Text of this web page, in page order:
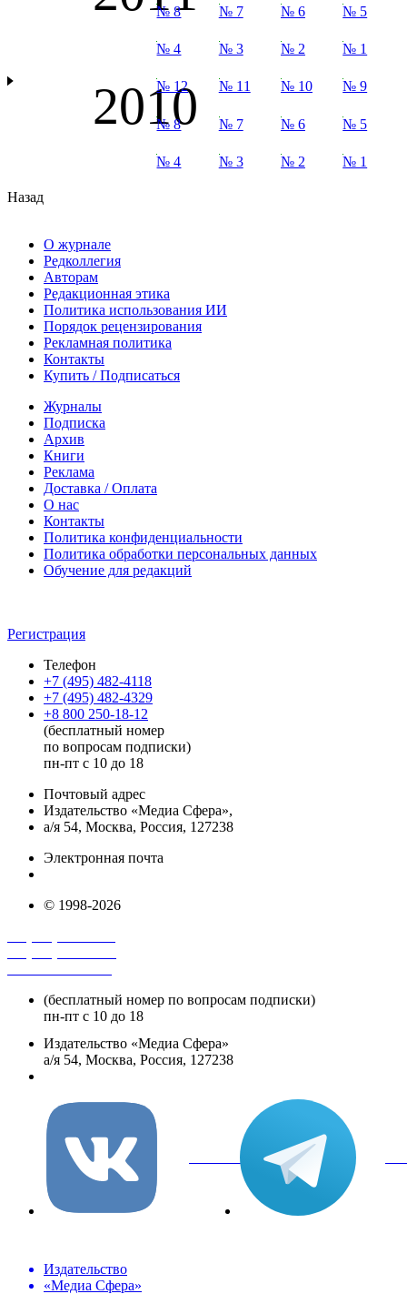
№ 8 № 7 № 6 № 5
№ 4 № 3 № 2 № 1
2010
№ 12 № 11 № 10 № 9
№ 8 № 7 № 6 № 5
№ 4 № 3 № 2 № 1
Назад
О журнале
Редколлегия
Авторам
Редакционная этика
Политика использования ИИ
Порядок рецензирования
Рекламная политика
Контакты
Купить / Подписаться
Журналы
Подписка
Архив
Книги
Реклама
Доставка / Оплата
О нас
Контакты
Политика конфиденциальности
Политика обработки персональных данных
Обучение для редакций
Регистрация
Телефон
+7 (495) 482-4118
+7 (495) 482-4329
+8 800 250-18-12
(бесплатный номер
по вопросам подписки)
пн-пт с 10 до 18
Почтовый адрес
Издательство «Медиа Сфера»,
а/я 54, Москва, Россия, 127238
Электронная почта
© 1998-2026
(бесплатный номер по вопросам подписки)
пн-пт с 10 до 18
Издательство «Медиа Сфера»
а/я 54, Москва, Россия, 127238
вКонтакте
Издательство
«Медиа Сфера»